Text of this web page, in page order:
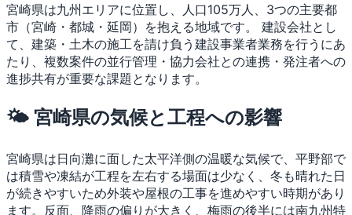
宮崎県は九州エリアに位置し、人口105万人、3つの主要都
市（宮崎・都城・延岡）を抱える地域です。 建設会社とし
て、建築・土木の施工を請け負う建設事業者業務を行うにあ
たり、複数案件の並行管理・協力会社との連携・発注者への
進捗共有が重要な課題となります。
🌤 宮崎県の気候と工程への影響
宮崎県は日向灘に面した太平洋側の温暖な気候で、平野部で
は積雪や凍結が工程を左右する場面は少なく、冬も晴れた日
が続きやすいため外装や屋根の工事を進めやすい時期があり
ます。反面、降雨の偏りが大きく、梅雨の後半には南九州特